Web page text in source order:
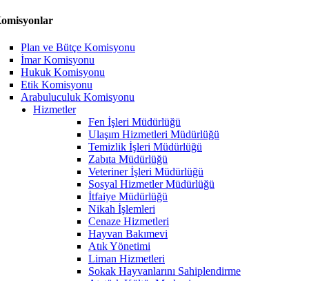
Plan ve Bütçe Komisyonu
İmar Komisyonu
Hukuk Komisyonu
Etik Komisyonu
Arabuluculuk Komisyonu
Hizmetler
Fen İşleri Müdürlüğü
Ulaşım Hizmetleri Müdürlüğü
Temizlik İşleri Müdürlüğü
Zabıta Müdürlüğü
Veteriner İşleri Müdürlüğü
Sosyal Hizmetler Müdürlüğü
İtfaiye Müdürlüğü
Nikah İşlemleri
Cenaze Hizmetleri
Hayvan Bakımevi
Atık Yönetimi
Liman Hizmetleri
Sokak Hayvanlarını Sahiplendirme